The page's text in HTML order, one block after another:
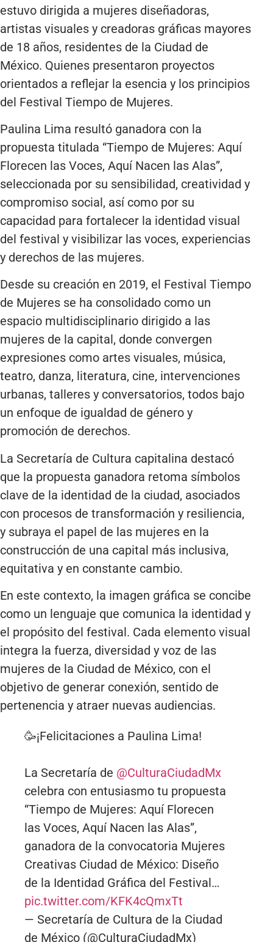
estuvo dirigida a mujeres diseñadoras,
artistas visuales y creadoras gráficas mayores
de 18 años, residentes de la Ciudad de
México. Quienes presentaron proyectos
orientados a reflejar la esencia y los principios
del Festival Tiempo de Mujeres.
Paulina Lima resultó ganadora con la
propuesta titulada “Tiempo de Mujeres: Aquí
Florecen las Voces, Aquí Nacen las Alas”,
seleccionada por su sensibilidad, creatividad y
compromiso social, así como por su
capacidad para fortalecer la identidad visual
del festival y visibilizar las voces, experiencias
y derechos de las mujeres.
Desde su creación en 2019, el Festival Tiempo
de Mujeres se ha consolidado como un
espacio multidisciplinario dirigido a las
mujeres de la capital, donde convergen
expresiones como artes visuales, música,
teatro, danza, literatura, cine, intervenciones
urbanas, talleres y conversatorios, todos bajo
un enfoque de igualdad de género y
promoción de derechos.
La Secretaría de Cultura capitalina destacó
que la propuesta ganadora retoma símbolos
clave de la identidad de la ciudad, asociados
con procesos de transformación y resiliencia,
y subraya el papel de las mujeres en la
construcción de una capital más inclusiva,
equitativa y en constante cambio.
En este contexto, la imagen gráfica se concibe
como un lenguaje que comunica la identidad y
el propósito del festival. Cada elemento visual
integra la fuerza, diversidad y voz de las
mujeres de la Ciudad de México, con el
objetivo de generar conexión, sentido de
pertenencia y atraer nuevas audiencias.
🥳¡Felicitaciones a Paulina Lima!
La Secretaría de @CulturaCiudadMx
celebra con entusiasmo tu propuesta
“Tiempo de Mujeres: Aquí Florecen
las Voces, Aquí Nacen las Alas”,
ganadora de la convocatoria Mujeres
Creativas Ciudad de México: Diseño
de la Identidad Gráfica del Festival…
pic.twitter.com/KFK4cQmxTt
— Secretaría de Cultura de la Ciudad
de México (@CulturaCiudadMx)